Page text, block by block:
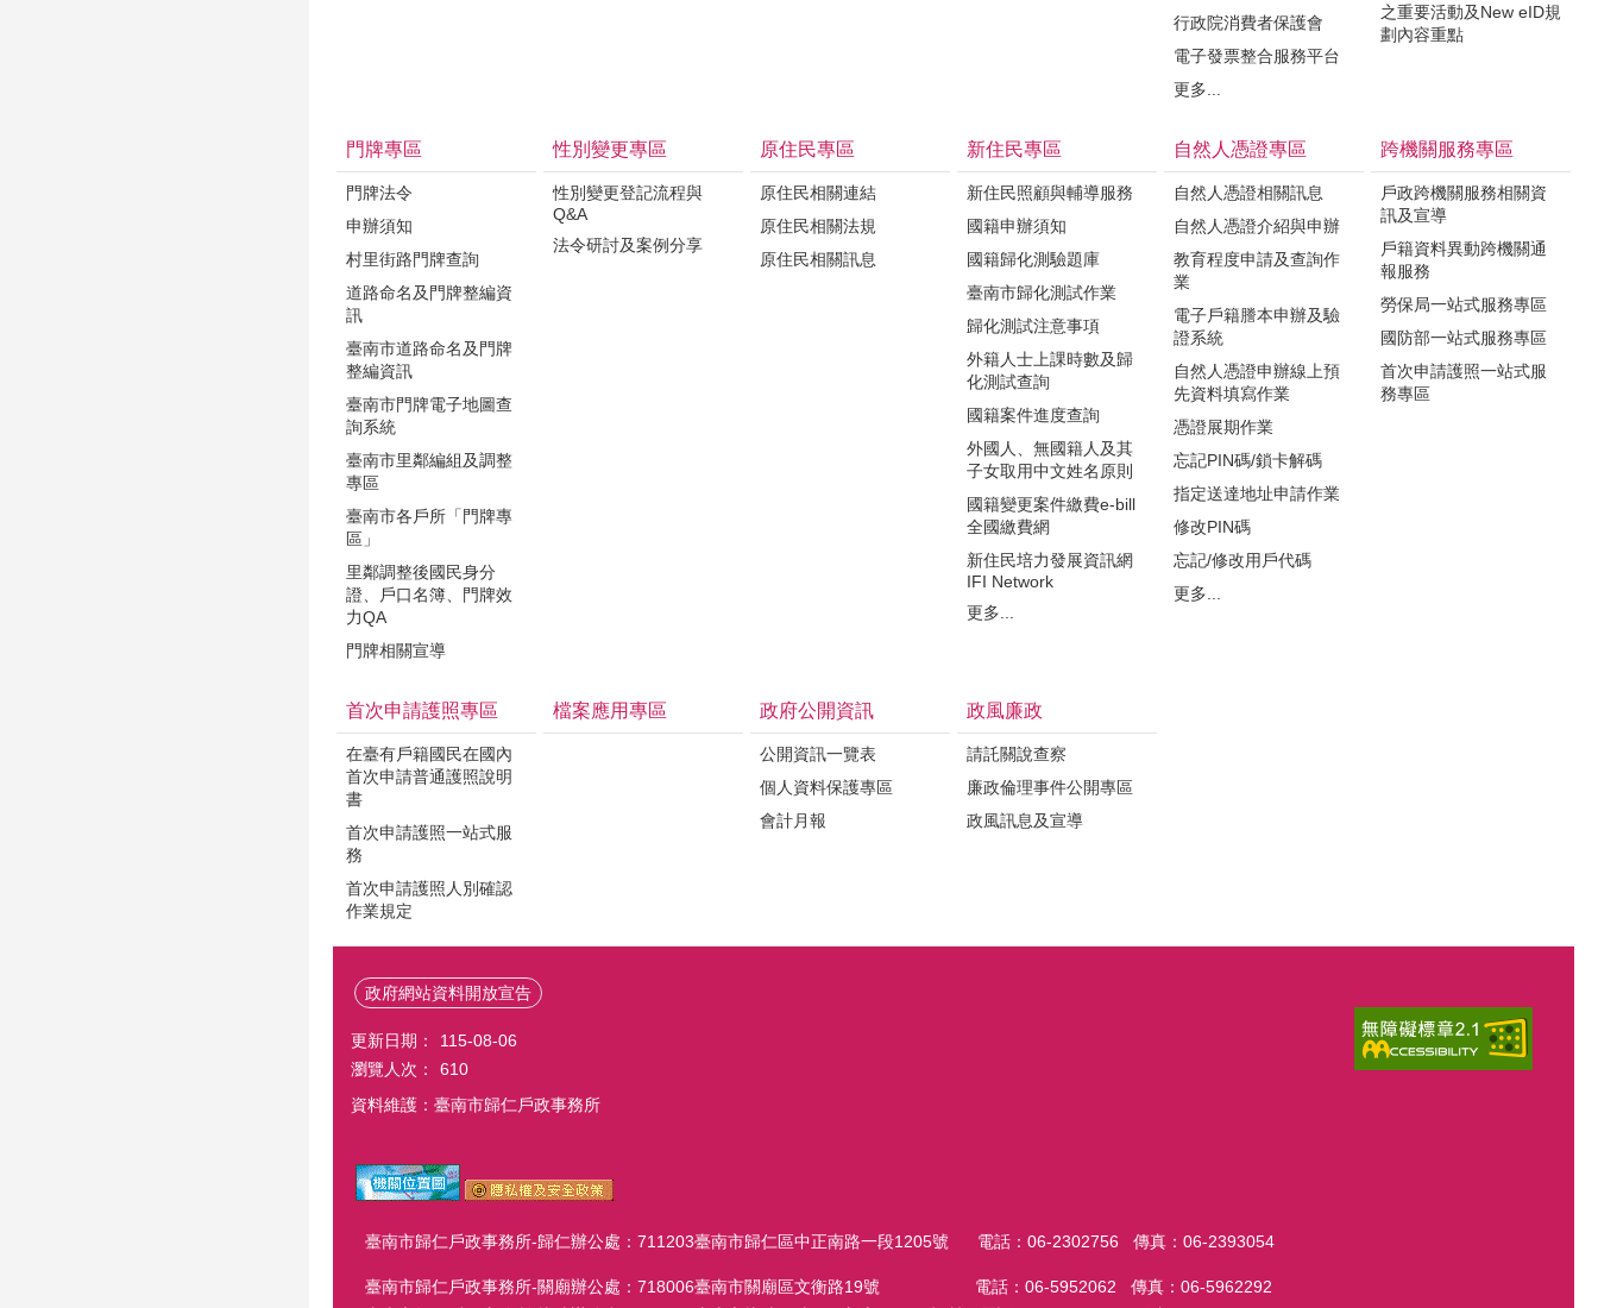
行政院消費者保護會
電子發票整合服務平台
更多...
之重要活動及New eID規
劃內容重點
門牌專區
門牌法令
申辦須知
村里街路門牌查詢
道路命名及門牌整編資
訊
臺南市道路命名及門牌
整編資訊
臺南市門牌電子地圖查
詢系統
臺南市里鄰編組及調整
專區
臺南市各戶所「門牌專
區」
里鄰調整後國民身分
證、戶口名簿、門牌效
力QA
門牌相關宣導
性別變更專區
性別變更登記流程與
Q&A
法令研討及案例分享
原住民專區
原住民相關連結
原住民相關法規
原住民相關訊息
新住民專區
新住民照顧與輔導服務
國籍申辦須知
國籍歸化測驗題庫
臺南市歸化測試作業
歸化測試注意事項
外籍人士上課時數及歸
化測試查詢
國籍案件進度查詢
外國人、無國籍人及其
子女取用中文姓名原則
國籍變更案件繳費e-bill
全國繳費網
新住民培力發展資訊網
IFI Network
更多...
自然人憑證專區
自然人憑證相關訊息
自然人憑證介紹與申辦
教育程度申請及查詢作
業
電子戶籍謄本申辦及驗
證系統
自然人憑證申辦線上預
先資料填寫作業
憑證展期作業
忘記PIN碼/鎖卡解碼
指定送達地址申請作業
修改PIN碼
忘記/修改用戶代碼
更多...
跨機關服務專區
戶政跨機關服務相關資
訊及宣導
戶籍資料異動跨機關通
報服務
勞保局一站式服務專區
國防部一站式服務專區
首次申請護照一站式服
務專區
首次申請護照專區
在臺有戶籍國民在國內
首次申請普通護照說明
書
首次申請護照一站式服
務
首次申請護照人別確認
作業規定
檔案應用專區 政府公開資訊
公開資訊一覽表
個人資料保護專區
會計月報
政風廉政
請託關說查察
廉政倫理事件公開專區
政風訊息及宣導
政府網站資料開放宣告
更新日期：
115-08-06
瀏覽人次：
610
資料維護：臺南市歸仁戶政事務所
臺南市歸仁戶政事務所-歸仁辦公處：711203臺南市歸仁區中正南路一段1205號 電話：06-2302756 傳真：06-2393054
臺南市歸仁戶政事務所-關廟辦公處：718006臺南市關廟區文衡路19號 電話：06-5952062 傳真：06-5962292